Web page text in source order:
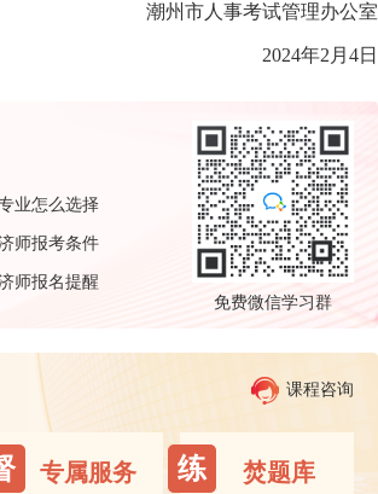
潮州市人事考试管理办公室
2024年2月4日
业怎么选择
师报考条件
师报名提醒
免费微信学习群
课程咨询
专属服务 练 焚题库